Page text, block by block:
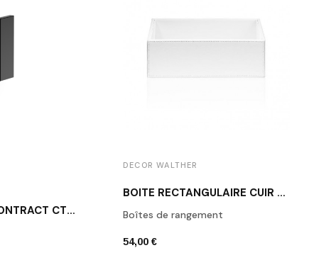
PATÈRE NOIRE CONTRACT CT HAK1 DECOR WALTHER
DECOR WALTHER
BOÎTE RECTANGULAIRE CUIR BLANC BROWNIE BOD2
Boîtes de rangement
54,00 €